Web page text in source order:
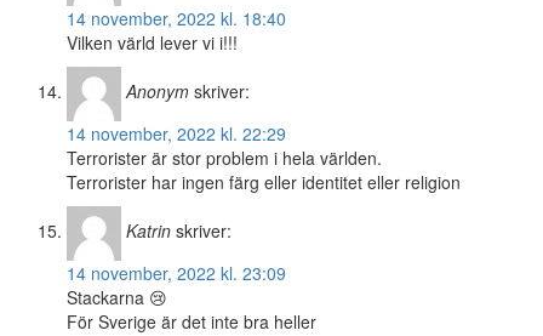
14 november, 2022 kl. 18:40
Vilken värld lever vi i!!!
Anonym skriver:
14 november, 2022 kl. 22:29
Terrorister är stor problem i hela världen.
Terrorister har ingen färg eller identitet eller religion
Katrin skriver:
14 november, 2022 kl. 23:09
Stackarna 😢
För Sverige är det inte bra heller